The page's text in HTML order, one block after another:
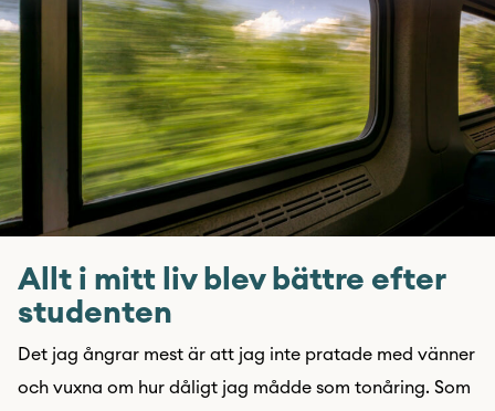
Allt i mitt liv blev bättre efter
studenten
Det jag ångrar mest är att jag inte pratade med vänner
och vuxna om hur dåligt jag mådde som tonåring. Som